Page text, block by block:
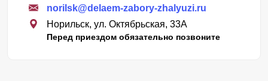
norilsk@delaem-zabory-zhalyuzi.ru
Норильск, ул. Октябрьская, 33А
Перед приездом обязательно позвоните